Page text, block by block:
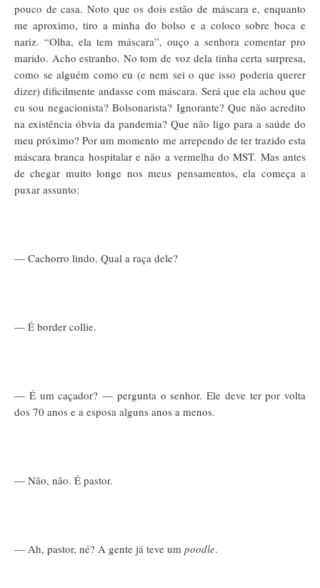
pouco de casa. Noto que os dois estão de máscara e, enquanto
me aproximo, tiro a minha do bolso e a coloco sobre boca e
nariz. “Olha, ela tem máscara”, ouço a senhora comentar pro
marido. Acho estranho. No tom de voz dela tinha certa surpresa,
como se alguém como eu (e nem sei o que isso poderia querer
dizer) dificilmente andasse com máscara. Será que ela achou que
eu sou negacionista? Bolsonarista? Ignorante? Que não acredito
na existência óbvia da pandemia? Que não ligo para a saúde do
meu próximo? Por um momento me arrependo de ter trazido esta
máscara branca hospitalar e não a vermelha do MST. Mas antes
de chegar muito longe nos meus pensamentos, ela começa a
puxar assunto:
— Cachorro lindo. Qual a raça dele?
— É border collie.
— É um caçador? — pergunta o senhor. Ele deve ter por volta
dos 70 anos e a esposa alguns anos a menos.
— Não, não. É pastor.
— Ah, pastor, né? A gente já teve um poodle.